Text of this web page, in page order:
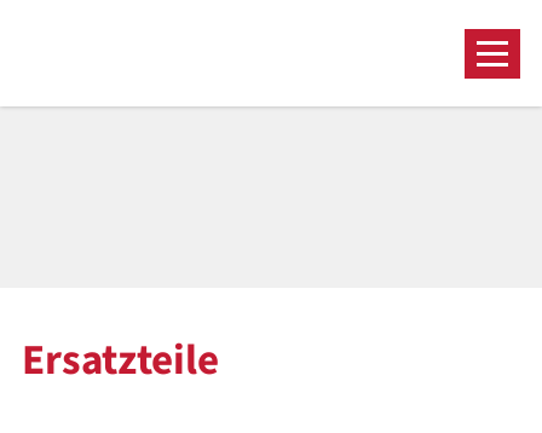
Ersatzteile